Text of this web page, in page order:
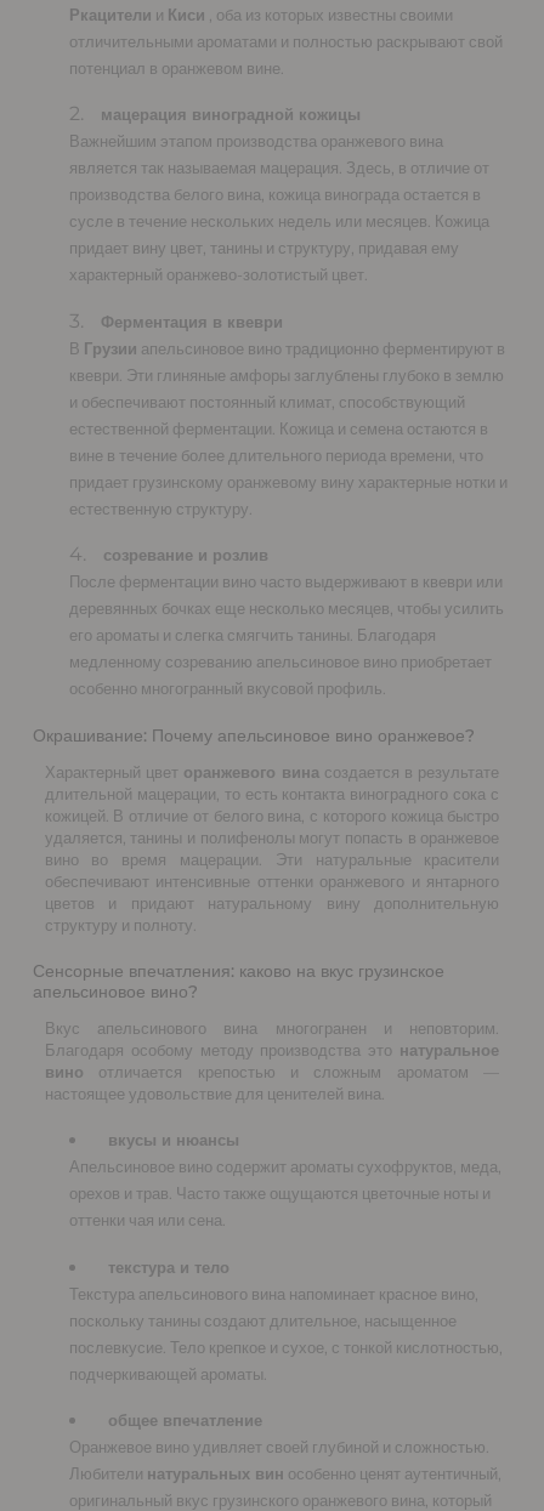
Ркацители и Киси , оба из которых известны своими
отличительными ароматами и полностью раскрывают свой
потенциал в оранжевом вине.
мацерация виноградной кожицы
Важнейшим этапом производства оранжевого вина
является так называемая мацерация. Здесь, в отличие от
производства белого вина, кожица винограда остается в
сусле в течение нескольких недель или месяцев. Кожица
придает вину цвет, танины и структуру, придавая ему
характерный оранжево-золотистый цвет.
Ферментация в квеври
В Грузии апельсиновое вино традиционно ферментируют в
квеври. Эти глиняные амфоры заглублены глубоко в землю
и обеспечивают постоянный климат, способствующий
естественной ферментации. Кожица и семена остаются в
вине в течение более длительного периода времени, что
придает грузинскому оранжевому вину характерные нотки и
естественную структуру.
созревание и розлив
После ферментации вино часто выдерживают в квеври или
деревянных бочках еще несколько месяцев, чтобы усилить
его ароматы и слегка смягчить танины. Благодаря
медленному созреванию апельсиновое вино приобретает
особенно многогранный вкусовой профиль.
Окрашивание: Почему апельсиновое вино оранжевое?
Характерный цвет оранжевого вина создается в результате
длительной мацерации, то есть контакта виноградного сока с
кожицей. В отличие от белого вина, с которого кожица быстро
удаляется, танины и полифенолы могут попасть в оранжевое
вино во время мацерации. Эти натуральные красители
обеспечивают интенсивные оттенки оранжевого и янтарного
цветов и придают натуральному вину дополнительную
структуру и полноту.
Сенсорные впечатления: каково на вкус грузинское
апельсиновое вино?
Вкус апельсинового вина многогранен и неповторим.
Благодаря особому методу производства это натуральное
вино отличается крепостью и сложным ароматом —
настоящее удовольствие для ценителей вина.
вкусы и нюансы
Апельсиновое вино содержит ароматы сухофруктов, меда,
орехов и трав. Часто также ощущаются цветочные ноты и
оттенки чая или сена.
текстура и тело
Текстура апельсинового вина напоминает красное вино,
поскольку танины создают длительное, насыщенное
послевкусие. Тело крепкое и сухое, с тонкой кислотностью,
подчеркивающей ароматы.
общее впечатление
Оранжевое вино удивляет своей глубиной и сложностью.
Любители натуральных вин особенно ценят аутентичный,
оригинальный вкус грузинского оранжевого вина, который